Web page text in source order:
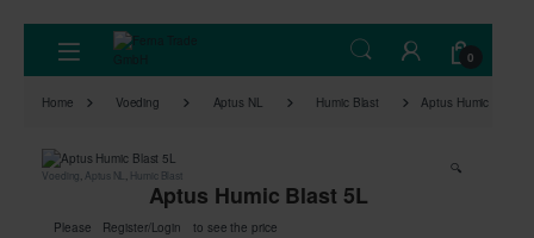
Skip to navigation
Open 0
Home Voeding Aptus NL Humic Blast Aptus Humic Blast
🔍
Voeding Aptus NL Humic Blast
Aptus Humic Blast 5L
Please Register/Login to see the price